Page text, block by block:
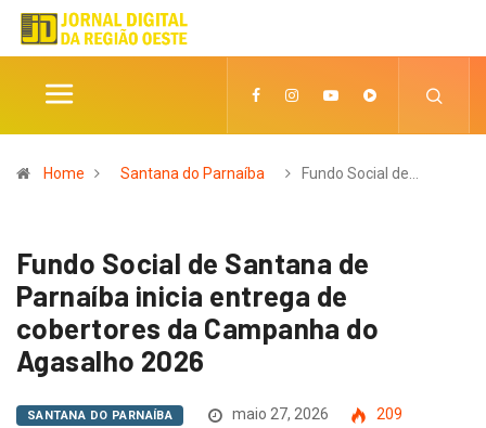
Home Santana do Parnaíba Fundo Social de…
Fundo Social de Santana de
Parnaíba inicia entrega de
cobertores da Campanha do
Agasalho 2026
SANTANA DO PARNAÍBA maio 27, 2026 209